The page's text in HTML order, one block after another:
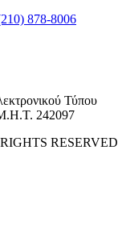
878-8006
Τύπου
242097
RESERVED